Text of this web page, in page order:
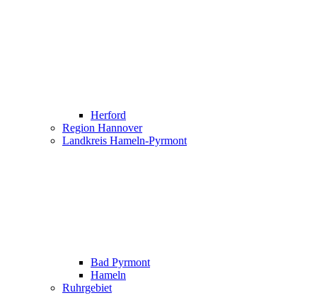
Herford
Region Hannover
Landkreis Hameln-Pyrmont
Bad Pyrmont
Hameln
Ruhrgebiet